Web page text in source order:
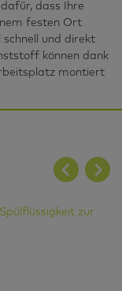
dass Ihre
festen Ort
und direkt
können dank
montiert
zur